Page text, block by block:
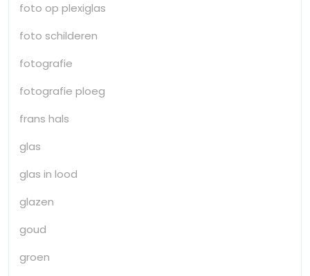
foto op plexiglas
foto schilderen
fotografie
fotografie ploeg
frans hals
glas
glas in lood
glazen
goud
groen